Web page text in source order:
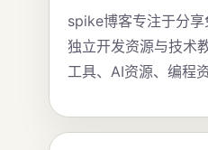
spike博客专注于分享
独立开发资源与技术
工具、AI资源、编程